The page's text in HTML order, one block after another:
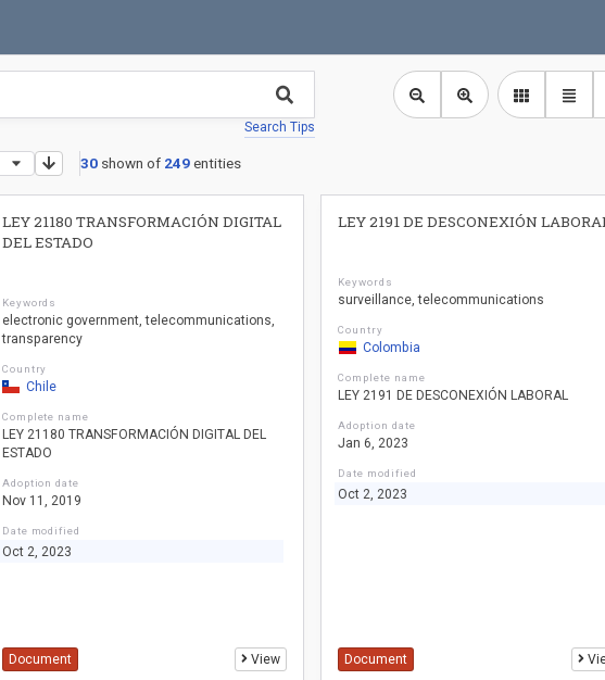
Search Tips
30 shown of 249entities
LEY 21180 TRANSFORMACIÓN DIGITAL
DEL ESTADO
Keywords
electronic government telecommunications
transparency
Country
Chile
Complete name
LEY 21180 TRANSFORMACIÓN DIGITAL DEL
ESTADO
Adoption date
Nov 11, 2019
Date modified
Oct 2, 2023
Document View
LEY 2191 DE DESCONEXIÓN
Keywords
surveillance telecommunications
Country
Colombia
Complete name
LEY 2191 DE DESCONEXIÓN LABORAL
Adoption date
Jan 6, 2023
Date modified
Oct 2, 2023
Document